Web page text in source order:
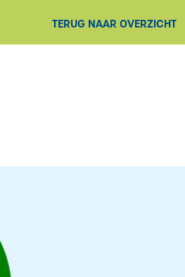
TERUG NAAR OVERZICHT